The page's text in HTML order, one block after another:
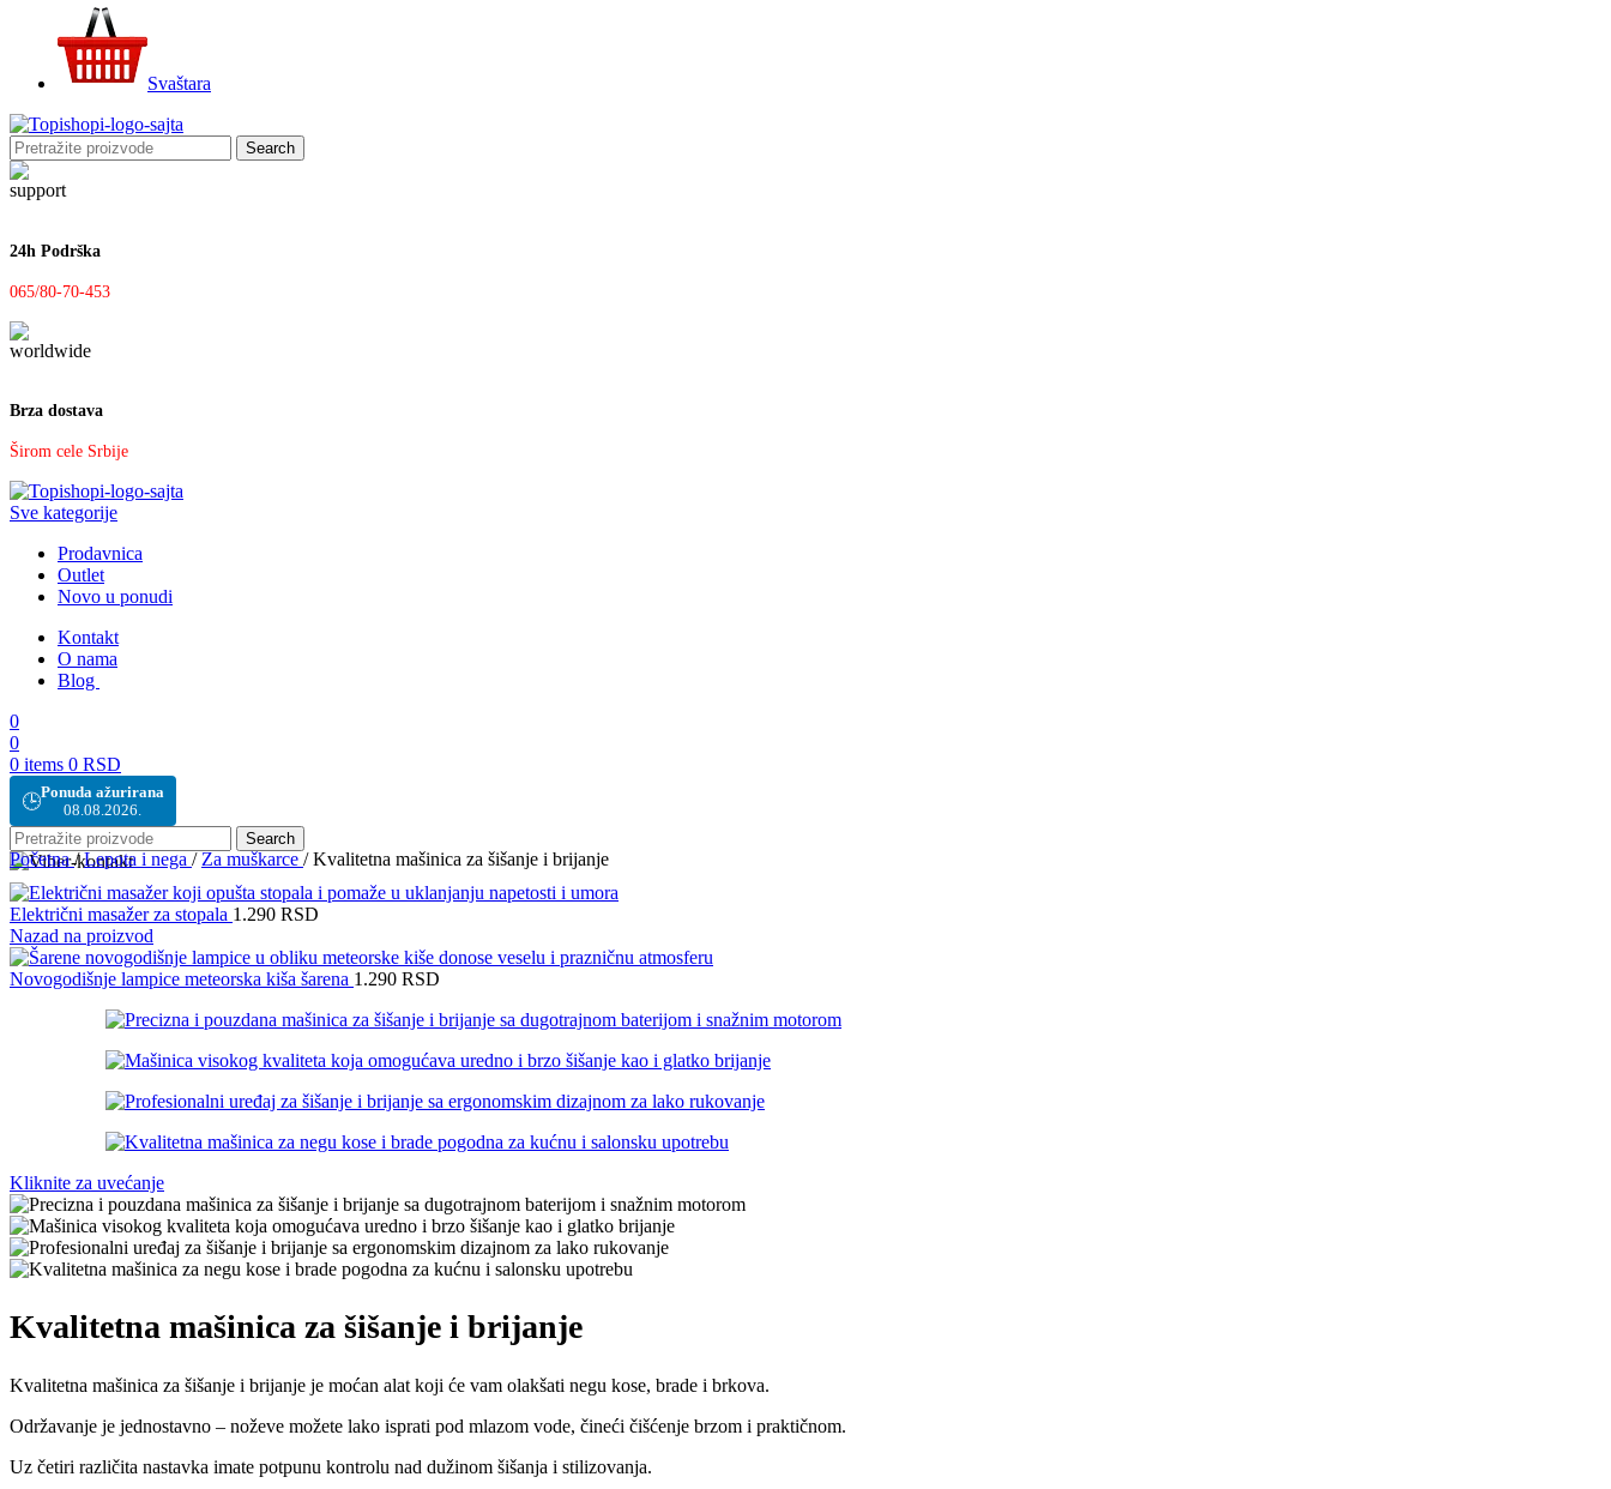
Svaštara
Search
24h Podrška
065/80-70-453
Brza dostava
Širom cele Srbije
Sve kategorije
Prodavnica
Outlet
Novo u ponudi
Kontakt
O nama
Blog
0
0
0 items 0 RSD
🕒Ponuda ažurirana
08.08.2026.
Search
Početna/ Lepota i nega / Za muškarce / Kvalitetna mašinica za šišanje i brijanje
Električni masažer za stopala 1.290 RSD
Nazad na proizvod
Novogodišnje lampice meteorska kiša šarena 1.290 RSD
Kliknite za uvećanje
Kvalitetna mašinica za šišanje i brijanje
Kvalitetna mašinica za šišanje i brijanje je moćan alat koji će vam olakšati negu kose, brade i brkova.
Održavanje je jednostavno – noževe možete lako isprati pod mlazom vode, čineći čišćenje brzom i praktičnom.
Uz četiri različita nastavka imate potpunu kontrolu nad dužinom šišanja i stilizovanja.